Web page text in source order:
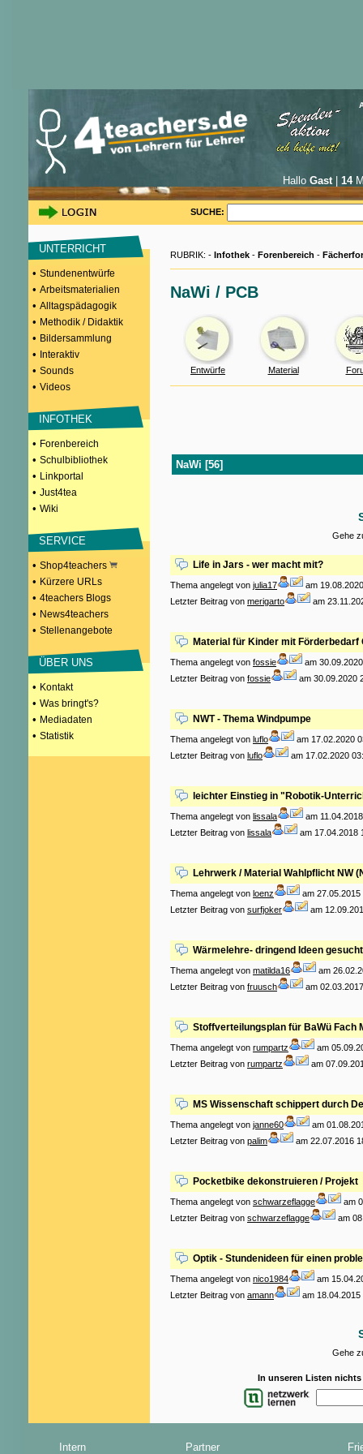
Hallo Gast| 14
SUCHE:
UNTERRICHT
• Stundenentwürfe
• Arbeitsmaterialien
• Alltagspädagogik
• Methodik / Didaktik
• Bildersammlung
• Interaktiv
• Sounds
• Videos
INFOTHEK
• Forenbereich
• Schulbibliothek
• Linkportal
• Just4tea
• Wiki
SERVICE
• Shop4teachers
• Kürzere URLs
• 4teachers Blogs
• News4teachers
• Stellenangebote
ÜBER UNS
• Kontakt
• Was bringt's?
• Mediadaten
• Statistik
RUBRIK: - Infothek - Forenbereich -
NaWi / PCB
Entwürfe Material
NaWi [56]
Gehe
Life in Jars - wer macht mit?
Thema angelegt von julia17
am
Letzter Beitrag von merigarto am
Material für Kinder mit
Thema angelegt von fossie
am
Letzter Beitrag von fossie am 30.09.2020
NWT - Thema Windpumpe
Thema angelegt von luflo
am 17.02.2020
Letzter Beitrag von luflo am 17.02.2020
leichter Einstieg in "Robotik-
Thema angelegt von lissala
am
Letzter Beitrag von lissala am 17.04.2018
Lehrwerk / Material Wahlpflicht NW
Thema angelegt von loenz
am 27.05.2015
Letzter Beitrag von surfjoker am
Wärmelehre- dringend Ideen gesucht
Thema angelegt von matilda16
am
Letzter Beitrag von fruusch am
Stoffverteilungsplan für BaWü Fach
Thema angelegt von rumpartz
am
Letzter Beitrag von rumpartz am
MS Wissenschaft schippert durch
Thema angelegt von janne60
am
Letzter Beitrag von palim am 22.07.2016
Pocketbike dekonstruieren / Projekt
Thema angelegt von schwarzeflagge
am
Letzter Beitrag von schwarzeflagge am
Optik - Stundenideen für einen
Thema angelegt von nico1984
am
Letzter Beitrag von amann am 18.04.2015
Gehe
In unseren Listen
Intern Partner